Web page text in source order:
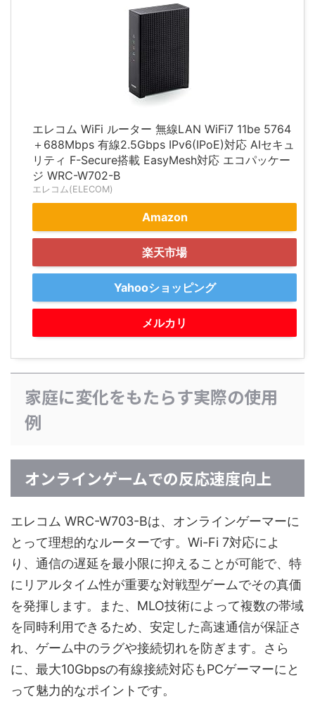
エレコム WiFi ルーター 無線LAN WiFi7 11be 5764
＋688Mbps 有線2.5Gbps IPv6(IPoE)対応 AIセキュ
リティ F-Secure搭載 EasyMesh対応 エコパッケー
ジ WRC-W702-B
エレコム(ELECOM)
Amazon
楽天市場
Yahooショッピング
メルカリ
家庭に変化をもたらす実際の使用
例
オンラインゲームでの反応速度向上
エレコム WRC-W703-Bは、オンラインゲーマーに
とって理想的なルーターです。Wi-Fi 7対応によ
り、通信の遅延を最小限に抑えることが可能で、特
にリアルタイム性が重要な対戦型ゲームでその真価
を発揮します。また、MLO技術によって複数の帯域
を同時利用できるため、安定した高速通信が保証さ
れ、ゲーム中のラグや接続切れを防ぎます。さら
に、最大10Gbpsの有線接続対応もPCゲーマーにと
って魅力的なポイントです。